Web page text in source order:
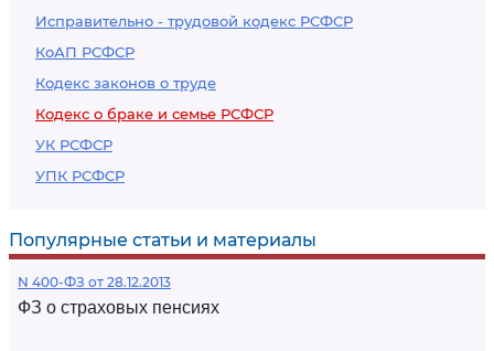
Исправительно - трудовой кодекс РСФСР
КоАП РСФСР
Кодекс законов о труде
Кодекс о браке и семье РСФСР
УК РСФСР
УПК РСФСР
Популярные статьи и материалы
N 400-ФЗ от 28.12.2013
ФЗ о страховых пенсиях